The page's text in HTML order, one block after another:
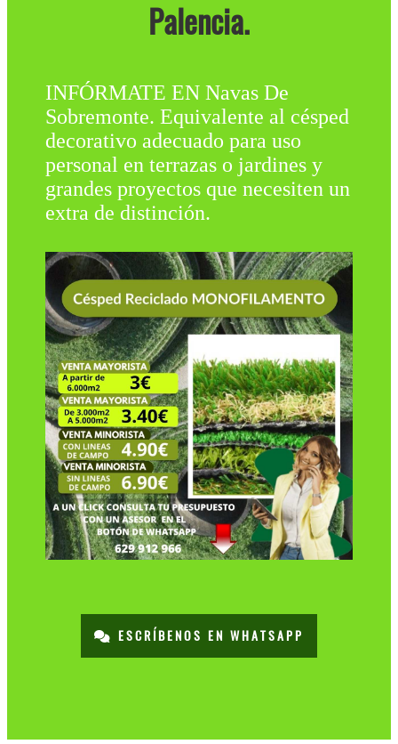
Palencia.
INFÓRMATE EN Navas De
Sobremonte. Equivalente al césped
decorativo adecuado para uso
personal en terrazas o jardines y
grandes proyectos que necesiten un
extra de distinción.
ESCRÍBENOS EN WHATSAPP